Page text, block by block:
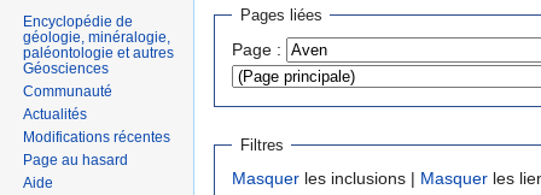
Pages liées
Page :
Filtres
Masquer les inclusions | Masquer les
Encyclopédie de
géologie, minéralogie,
paléontologie et autres
Géosciences
Communauté
Actualités
Modifications récentes
Page au hasard
Aide